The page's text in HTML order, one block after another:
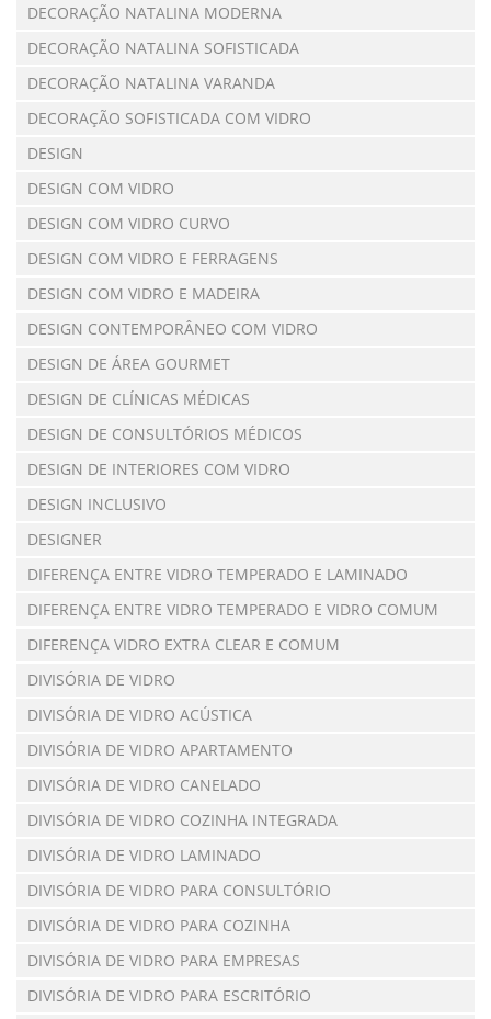
DECORAÇÃO NATALINA MODERNA
DECORAÇÃO NATALINA SOFISTICADA
DECORAÇÃO NATALINA VARANDA
DECORAÇÃO SOFISTICADA COM VIDRO
DESIGN
DESIGN COM VIDRO
DESIGN COM VIDRO CURVO
DESIGN COM VIDRO E FERRAGENS
DESIGN COM VIDRO E MADEIRA
DESIGN CONTEMPORÂNEO COM VIDRO
DESIGN DE ÁREA GOURMET
DESIGN DE CLÍNICAS MÉDICAS
DESIGN DE CONSULTÓRIOS MÉDICOS
DESIGN DE INTERIORES COM VIDRO
DESIGN INCLUSIVO
DESIGNER
DIFERENÇA ENTRE VIDRO TEMPERADO E LAMINADO
DIFERENÇA ENTRE VIDRO TEMPERADO E VIDRO COMUM
DIFERENÇA VIDRO EXTRA CLEAR E COMUM
DIVISÓRIA DE VIDRO
DIVISÓRIA DE VIDRO ACÚSTICA
DIVISÓRIA DE VIDRO APARTAMENTO
DIVISÓRIA DE VIDRO CANELADO
DIVISÓRIA DE VIDRO COZINHA INTEGRADA
DIVISÓRIA DE VIDRO LAMINADO
DIVISÓRIA DE VIDRO PARA CONSULTÓRIO
DIVISÓRIA DE VIDRO PARA COZINHA
DIVISÓRIA DE VIDRO PARA EMPRESAS
DIVISÓRIA DE VIDRO PARA ESCRITÓRIO